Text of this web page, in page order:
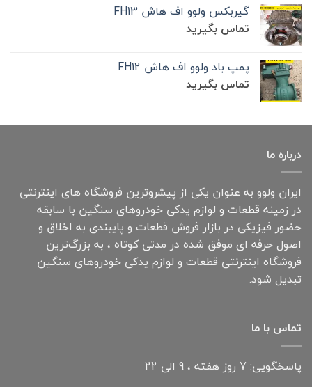
گیربکس ولوو اف هاش FH13
تماس بگیرید
پمپ باد ولوو اف هاش FH12
تماس بگیرید
درباره ما
ایران ولوو به عنوان یکی از پیشروترین فروشگاه های اینترنتی
در زمینه قطعات و لوازم یدکی خودروهای سنگین با سابقه
حضور فیزیکی در بازار فروش قطعات و پایبندی به اخلاق و
اصول حرفه ای موفق شده در مدتی کوتاه ، به بزرگ‌ترین
فروشگاه اینترنتی قطعات و لوازم یدکی خودروهای سنگین
تبدیل شود.
تماس با ما
پاسخگویی: 7 روز هفته ، 9 الی 22